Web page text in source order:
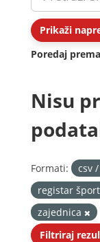
Prikaži
Poredaj prema
Nisu
Formati: csv
registar
zajednica
Filtriraj